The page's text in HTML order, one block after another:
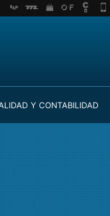
Y CONTABILIDAD